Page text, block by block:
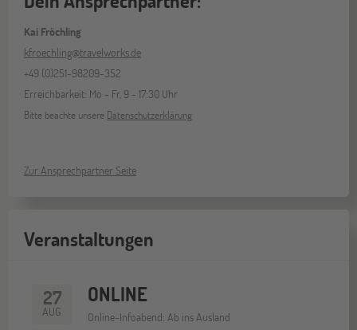
Kai Fröchling
kfroechling@travelworks.de
+49 (0)251-98209-352
Erreichbarkeit: Mo - Fr, 9 - 17:30 Uhr
Bitte beachte unsere Datenschutzerklärung
Zur Ansprechpartner Seite
Veranstaltungen
27
AUG
ONLINE
Online-Infoabend: Ab ins Ausland